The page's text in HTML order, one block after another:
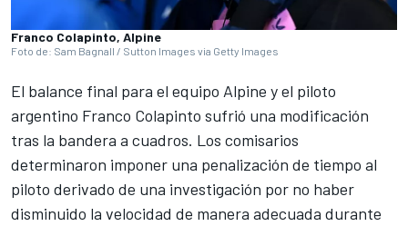
Franco Colapinto, Alpine
Foto de: Sam Bagnall / Sutton Images via Getty Images
El balance final para el equipo Alpine y el piloto
argentino Franco Colapinto sufrió una modificación
tras la bandera a cuadros. Los comisarios
determinaron imponer una penalización de tiempo al
piloto derivado de una investigación por no haber
disminuido la velocidad de manera adecuada durante